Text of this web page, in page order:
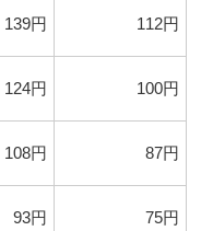
139円 112円
124円 100円
108円 87円
93円 75円